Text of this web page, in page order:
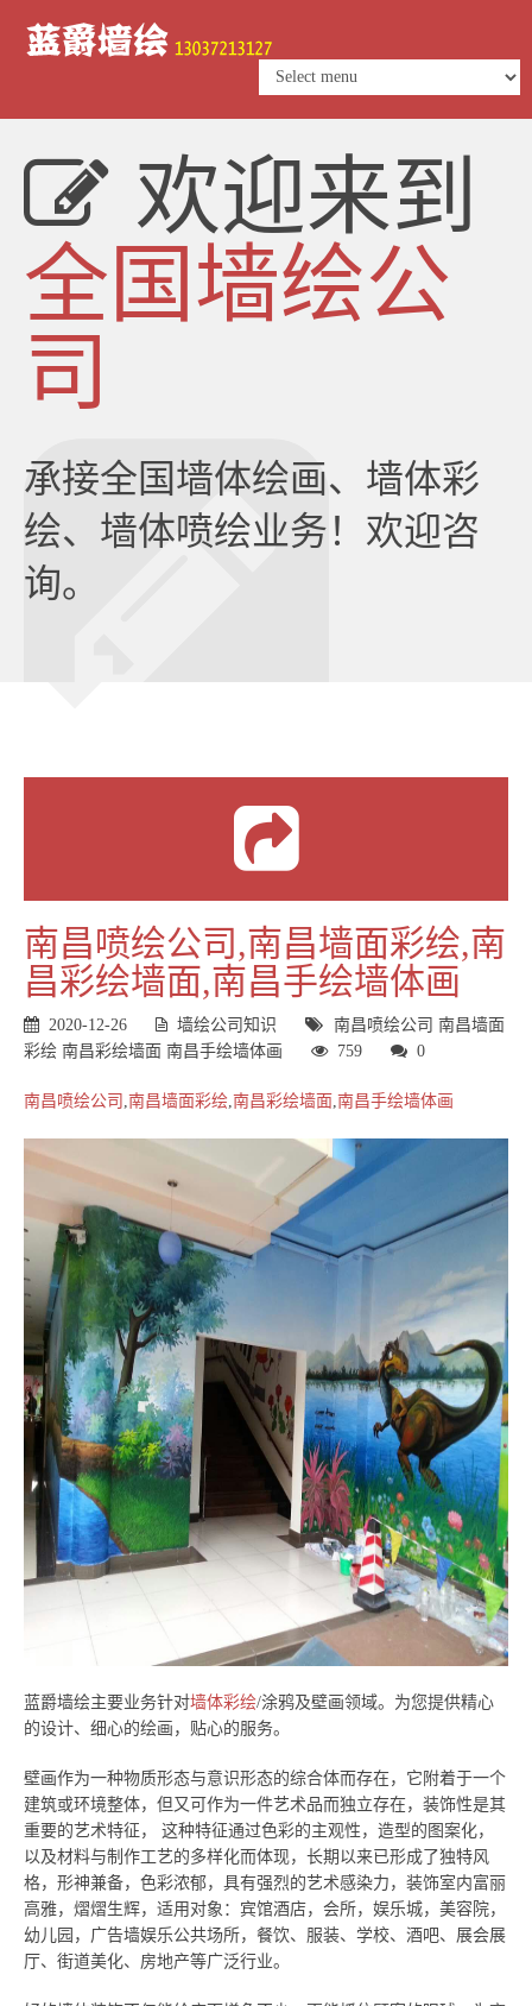
欢迎来到
全国墙绘公
司
承接全国墙体绘画、墙体彩
绘、墙体喷绘业务！欢迎咨
询。
南昌喷绘公司,南昌墙面彩绘,南
昌彩绘墙面,南昌手绘墙体画
2020-12-26 墙绘公司知识 南昌喷绘公司 南昌墙面
彩绘 南昌彩绘墙面 南昌手绘墙体画 759 0
南昌喷绘公司 ,南昌墙面彩绘,南昌彩绘墙面,南昌手绘墙体画
蓝爵墙绘主要业务针对墙体彩绘/涂鸦及壁画领域。为您提供精心
的设计、细心的绘画，贴心的服务。
壁画作为一种物质形态与意识形态的综合体而存在，它附着于一个
建筑或环境整体，但又可作为一件艺术品而独立存在，装饰性是其
重要的艺术特征， 这种特征通过色彩的主观性，造型的图案化，
以及材料与制作工艺的多样化而体现，长期以来已形成了独特风
格，形神兼备，色彩浓郁，具有强烈的艺术感染力，装饰室内富丽
高雅，熠熠生辉，适用对象：宾馆酒店，会所，娱乐城，美容院，
幼儿园，广告墙娱乐公共场所，餐饮、服装、学校、酒吧、展会展
厅、街道美化、房地产等广泛行业。